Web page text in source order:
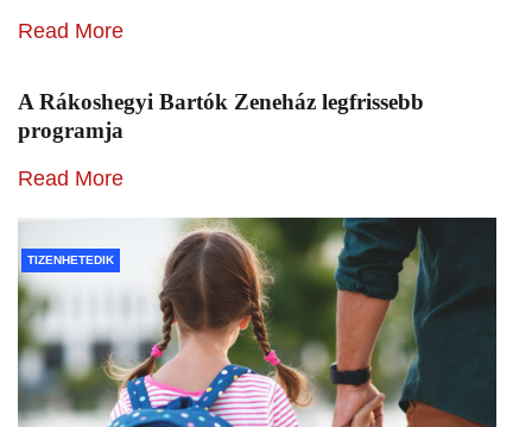
Read More
A Rákoshegyi Bartók Zeneház legfrissebb
programja
Read More
TIZENHETEDIK